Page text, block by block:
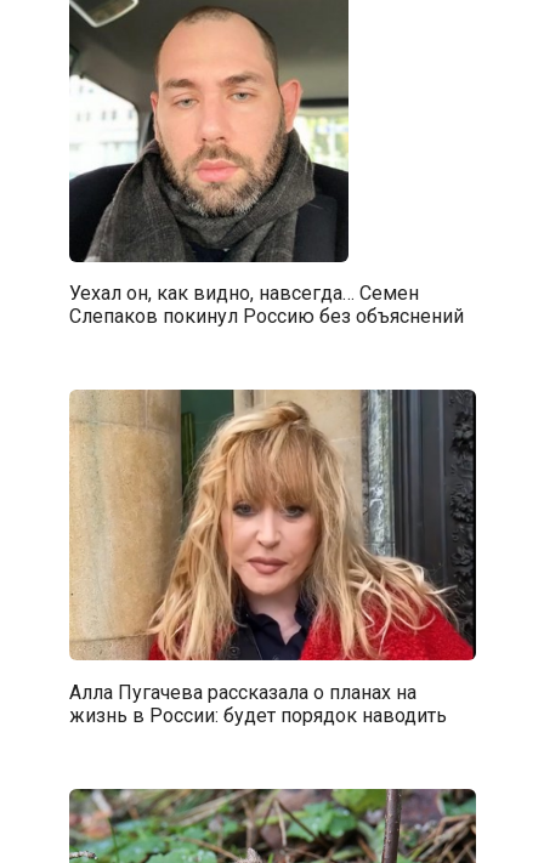
Уехал он, как видно, навсегда… Семен
Слепаков покинул Россию без объяснений
Алла Пугачева рассказала о планах на
жизнь в России: будет порядок наводить